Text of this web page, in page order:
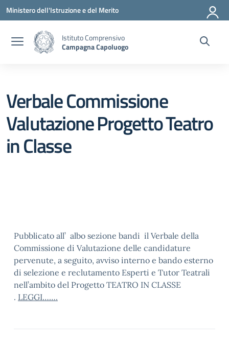
Vai ai contenuti
Vai al menu di navigazione
Vai al footer
Ministero dell'Istruzione e del Merito
Istituto Comprensivo
Campagna Capoluogo
Verbale Commissione
Valutazione Progetto Teatro
in Classe
Pubblicato all’ albo sezione bandi il Verbale della
Commissione di Valutazione delle candidature
pervenute, a seguito, avviso interno e bando esterno
di selezione e reclutamento Esperti e Tutor Teatrali
nell’ambito del Progetto TEATRO IN CLASSE
. LEGGI…….